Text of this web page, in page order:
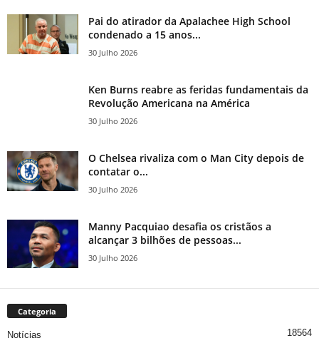
Pai do atirador da Apalachee High School
condenado a 15 anos...
30 Julho 2026
Ken Burns reabre as feridas fundamentais da
Revolução Americana na América
30 Julho 2026
O Chelsea rivaliza com o Man City depois de
contatar o...
30 Julho 2026
Manny Pacquiao desafia os cristãos a
alcançar 3 bilhões de pessoas...
30 Julho 2026
Categoria
Notícias 18564